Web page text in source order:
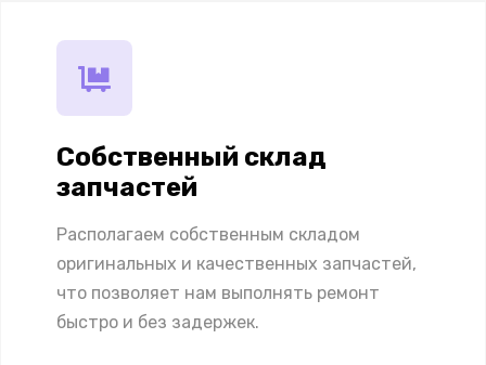
Собственный склад
запчастей
Располагаем собственным складом
оригинальных и качественных запчастей,
что позволяет нам выполнять ремонт
быстро и без задержек.